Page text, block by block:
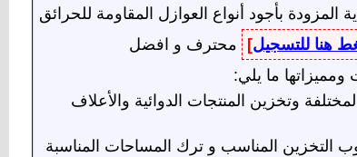
المزودة بأجود أنواع العوازل المقاومة للحرائق
هنا للتسجيل]
محترف و افضل
ومميزاتها ما يلي:
وتخزين المنتجات الدوائية والأعلاف
التخزين المناسب و ترك المساحات المناسبة